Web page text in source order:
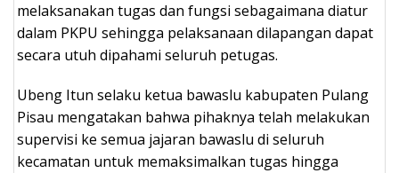
melaksanakan tugas dan fungsi sebagaimana diatur
dalam PKPU sehingga pelaksanaan dilapangan dapat
secara utuh dipahami seluruh petugas.
Ubeng Itun selaku ketua bawaslu kabupaten Pulang
Pisau mengatakan bahwa pihaknya telah melakukan
supervisi ke semua jajaran bawaslu di seluruh
kecamatan untuk memaksimalkan tugas hingga